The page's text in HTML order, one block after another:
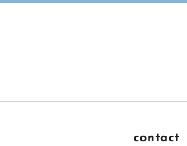
contact